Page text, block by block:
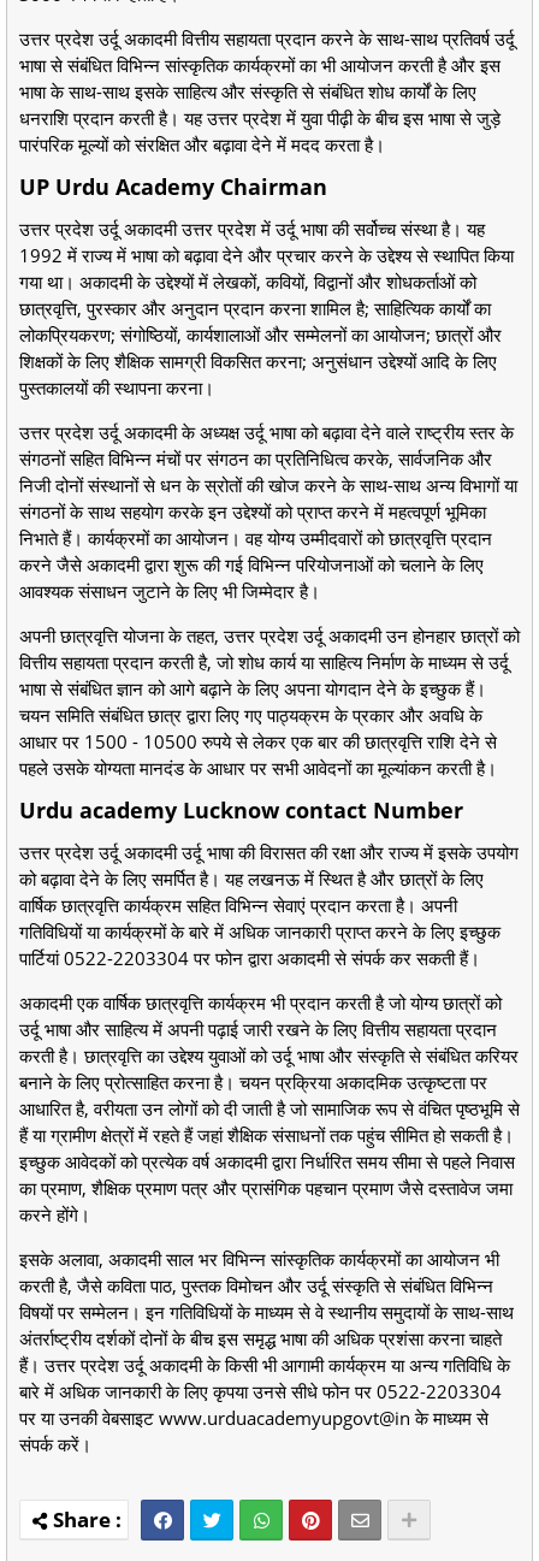
उत्तर प्रदेश उर्दू अकादमी वित्तीय सहायता प्रदान करने के साथ-साथ प्रतिवर्ष उर्दू
भाषा से संबंधित विभिन्न सांस्कृतिक कार्यक्रमों का भी आयोजन करती है और इस
भाषा के साथ-साथ इसके साहित्य और संस्कृति से संबंधित शोध कार्यों के लिए
धनराशि प्रदान करती है। यह उत्तर प्रदेश में युवा पीढ़ी के बीच इस भाषा से जुड़े
पारंपरिक मूल्यों को संरक्षित और बढ़ावा देने में मदद करता है।
UP Urdu Academy Chairman
उत्तर प्रदेश उर्दू अकादमी उत्तर प्रदेश में उर्दू भाषा की सर्वोच्च संस्था है। यह
1992 में राज्य में भाषा को बढ़ावा देने और प्रचार करने के उद्देश्य से स्थापित किया
गया था। अकादमी के उद्देश्यों में लेखकों, कवियों, विद्वानों और शोधकर्ताओं को
छात्रवृत्ति, पुरस्कार और अनुदान प्रदान करना शामिल है; साहित्यिक कार्यों का
लोकप्रियकरण; संगोष्ठियों, कार्यशालाओं और सम्मेलनों का आयोजन; छात्रों और
शिक्षकों के लिए शैक्षिक सामग्री विकसित करना; अनुसंधान उद्देश्यों आदि के लिए
पुस्तकालयों की स्थापना करना।
उत्तर प्रदेश उर्दू अकादमी के अध्यक्ष उर्दू भाषा को बढ़ावा देने वाले राष्ट्रीय स्तर के
संगठनों सहित विभिन्न मंचों पर संगठन का प्रतिनिधित्व करके, सार्वजनिक और
निजी दोनों संस्थानों से धन के स्रोतों की खोज करने के साथ-साथ अन्य विभागों या
संगठनों के साथ सहयोग करके इन उद्देश्यों को प्राप्त करने में महत्वपूर्ण भूमिका
निभाते हैं। कार्यक्रमों का आयोजन। वह योग्य उम्मीदवारों को छात्रवृत्ति प्रदान
करने जैसे अकादमी द्वारा शुरू की गई विभिन्न परियोजनाओं को चलाने के लिए
आवश्यक संसाधन जुटाने के लिए भी जिम्मेदार है।
अपनी छात्रवृत्ति योजना के तहत, उत्तर प्रदेश उर्दू अकादमी उन होनहार छात्रों को
वित्तीय सहायता प्रदान करती है, जो शोध कार्य या साहित्य निर्माण के माध्यम से उर्दू
भाषा से संबंधित ज्ञान को आगे बढ़ाने के लिए अपना योगदान देने के इच्छुक हैं।
चयन समिति संबंधित छात्र द्वारा लिए गए पाठ्यक्रम के प्रकार और अवधि के
आधार पर 1500 - 10500 रुपये से लेकर एक बार की छात्रवृत्ति राशि देने से
पहले उसके योग्यता मानदंड के आधार पर सभी आवेदनों का मूल्यांकन करती है।
Urdu academy Lucknow contact Number
उत्तर प्रदेश उर्दू अकादमी उर्दू भाषा की विरासत की रक्षा और राज्य में इसके उपयोग
को बढ़ावा देने के लिए समर्पित है। यह लखनऊ में स्थित है और छात्रों के लिए
वार्षिक छात्रवृत्ति कार्यक्रम सहित विभिन्न सेवाएं प्रदान करता है। अपनी
गतिविधियों या कार्यक्रमों के बारे में अधिक जानकारी प्राप्त करने के लिए इच्छुक
पार्टियां 0522-2203304 पर फोन द्वारा अकादमी से संपर्क कर सकती हैं।
अकादमी एक वार्षिक छात्रवृत्ति कार्यक्रम भी प्रदान करती है जो योग्य छात्रों को
उर्दू भाषा और साहित्य में अपनी पढ़ाई जारी रखने के लिए वित्तीय सहायता प्रदान
करती है। छात्रवृत्ति का उद्देश्य युवाओं को उर्दू भाषा और संस्कृति से संबंधित करियर
बनाने के लिए प्रोत्साहित करना है। चयन प्रक्रिया अकादमिक उत्कृष्टता पर
आधारित है, वरीयता उन लोगों को दी जाती है जो सामाजिक रूप से वंचित पृष्ठभूमि से
हैं या ग्रामीण क्षेत्रों में रहते हैं जहां शैक्षिक संसाधनों तक पहुंच सीमित हो सकती है।
इच्छुक आवेदकों को प्रत्येक वर्ष अकादमी द्वारा निर्धारित समय सीमा से पहले निवास
का प्रमाण, शैक्षिक प्रमाण पत्र और प्रासंगिक पहचान प्रमाण जैसे दस्तावेज जमा
करने होंगे।
इसके अलावा, अकादमी साल भर विभिन्न सांस्कृतिक कार्यक्रमों का आयोजन भी
करती है, जैसे कविता पाठ, पुस्तक विमोचन और उर्दू संस्कृति से संबंधित विभिन्न
विषयों पर सम्मेलन। इन गतिविधियों के माध्यम से वे स्थानीय समुदायों के साथ-साथ
अंतर्राष्ट्रीय दर्शकों दोनों के बीच इस समृद्ध भाषा की अधिक प्रशंसा करना चाहते
हैं। उत्तर प्रदेश उर्दू अकादमी के किसी भी आगामी कार्यक्रम या अन्य गतिविधि के
बारे में अधिक जानकारी के लिए कृपया उनसे सीधे फोन पर 0522-2203304
पर या उनकी वेबसाइट www.urduacademyupgovt@in के माध्यम से
संपर्क करें।